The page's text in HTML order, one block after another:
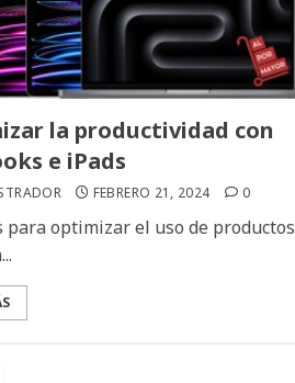
la productividad con
e iPads
FEBRERO 21, 2024 0
para optimizar el uso de productos